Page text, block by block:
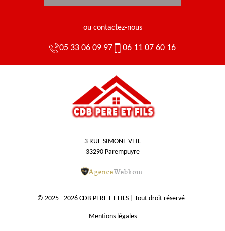
ou contactez-nous
05 33 06 09 97 06 11 07 60 16
3 RUE SIMONE VEIL
33290 Parempuyre
© 2025 - 2026 CDB PERE ET FILS | Tout droit réservé -
Mentions légales